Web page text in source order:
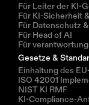
Für Leiter der KI-
Für KI-Sicherheit
Für Datenschutz
Für Head of AI
Für
Gesetze &
Einhaltung des
ISO 42001
NIST KI RMF
KI-Compliance-